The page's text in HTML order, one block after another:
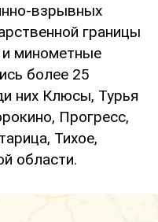
взрывных
границы
и минометные
более 25
них Клюсы, Турья
Прогресс,
Тихое,
области.